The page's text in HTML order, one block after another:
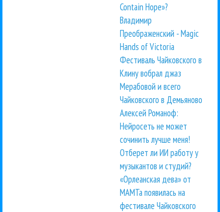
Contain Hope»?
Владимир
Преображенский - Magic
Hands of Victoria
Фестиваль Чайковского в
Клину вобрал джаз
Мерабовой и всего
Чайковского в Демьяново
Алексей Романоф:
Нейросеть не может
сочинить лучше меня!
Отберет ли ИИ работу у
музыкантов и студий?
«Орлеанская дева» от
МАМТа появилась на
фестивале Чайковского